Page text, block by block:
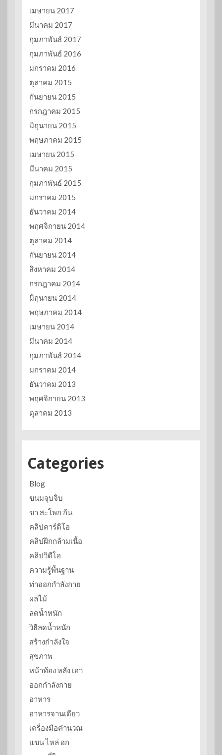
เมษายน 2017
มีนาคม 2017
กุมภาพันธ์ 2017
กุมภาพันธ์ 2016
มกราคม 2016
ตุลาคม 2015
กันยายน 2015
กรกฎาคม 2015
มิถุนายน 2015
พฤษภาคม 2015
เมษายน 2015
มีนาคม 2015
กุมภาพันธ์ 2015
มกราคม 2015
ธันวาคม 2014
พฤศจิกายน 2014
ตุลาคม 2014
กันยายน 2014
สิงหาคม 2014
กรกฎาคม 2014
มิถุนายน 2014
พฤษภาคม 2014
เมษายน 2014
มีนาคม 2014
กุมภาพันธ์ 2014
มกราคม 2014
ธันวาคม 2013
พฤศจิกายน 2013
ตุลาคม 2013
Categories
Blog
ขนมจุบจิบ
ขา สะโพก ก้น
คลิปคาร์ดิโอ
คลิปฝึกกล้ามเนื้อ
คลิปวิดีโอ
ความรู้พื้นฐาน
ท่าออกกำลังกาย
ผลไม้
ลดน้ำหนัก
วิธีลดน้ำหนัก
สร้างกำลังใจ
สุขภาพ
หน้าท้อง หลัง เอว
ออกกำลังกาย
อาหาร
อาหารจานเดียว
เครื่องมือคำนวณ
แขน ไหล่ อก